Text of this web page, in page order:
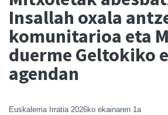
Insallah oxala
komunitarioa eta
duerme Geltokiko
agendan
Euskalerria Irratia 2026ko ekainaren 1a